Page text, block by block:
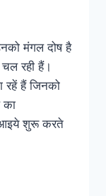
मंगल दोष है
रही हैं।
हैं जिनको
आइये शुरू करते